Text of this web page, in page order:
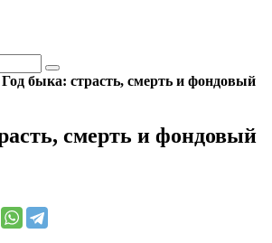
Год быка: страсть, смерть и фондовый
смерть и фондовый